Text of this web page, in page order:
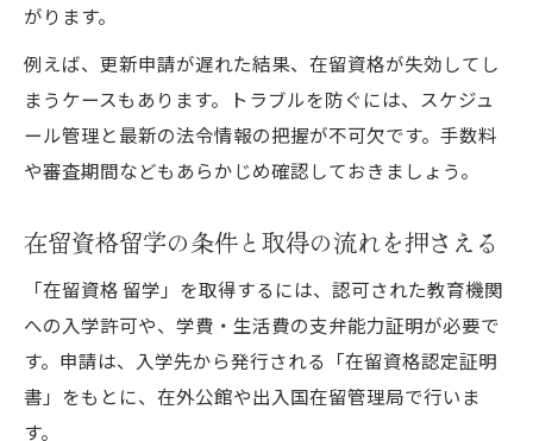
がります。
例えば、更新申請が遅れた結果、在留資格が失効してし
まうケースもあります。トラブルを防ぐには、スケジュ
ール管理と最新の法令情報の把握が不可欠です。手数料
や審査期間などもあらかじめ確認しておきましょう。
在留資格留学の条件と取得の流れを押さえる
「在留資格 留学」を取得するには、認可された教育機関
への入学許可や、学費・生活費の支弁能力証明が必要で
す。申請は、入学先から発行される「在留資格認定証明
書」をもとに、在外公館や出入国在留管理局で行いま
す。